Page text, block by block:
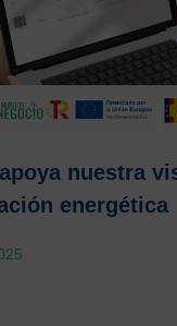
nuestra
energética